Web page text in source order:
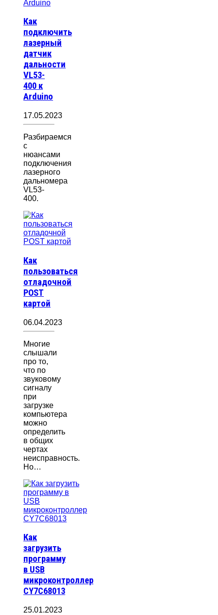
Как
подключить
лазерный
датчик
дальности
VL53-
400 к
Arduino
17.05.2023
Разбираемся
с
нюансами
подключения
лазерного
дальномера
VL53-
400.
Как
пользоваться
отладочной
POST
картой
06.04.2023
Многие
слышали
про то,
что по
звуковому
сигналу
при
загрузке
компьютера
можно
определить
в общих
чертах
неисправность.
Но…
Как
загрузить
программу
в USB
микроконтроллер
CY7C68013
25.01.2023